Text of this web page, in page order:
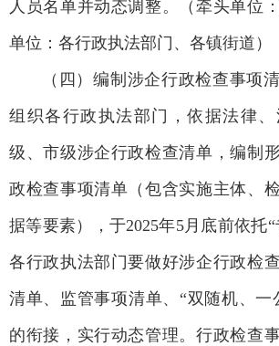
人员名单并动态调整。（牵头单位
单位：各行政执法部门、各镇街道）
（四）编制涉企行政检查事项
组织各行政执法部门，依据法律
级、市级涉企行政检查清单，编制
政检查事项清单（包含实施主体、
据等要素），于2025年5月底前依托“
各行政执法部门要做好涉企行政检
清单、监管事项清单、“双随机、一
的衔接，实行动态管理。行政检查